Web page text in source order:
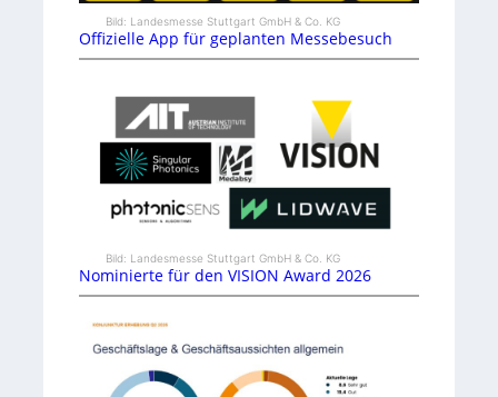
Bild: Landesmesse Stuttgart GmbH & Co. KG
Offizielle App für geplanten Messebesuch
Bild: Landesmesse Stuttgart GmbH & Co. KG
Nominierte für den VISION Award 2026